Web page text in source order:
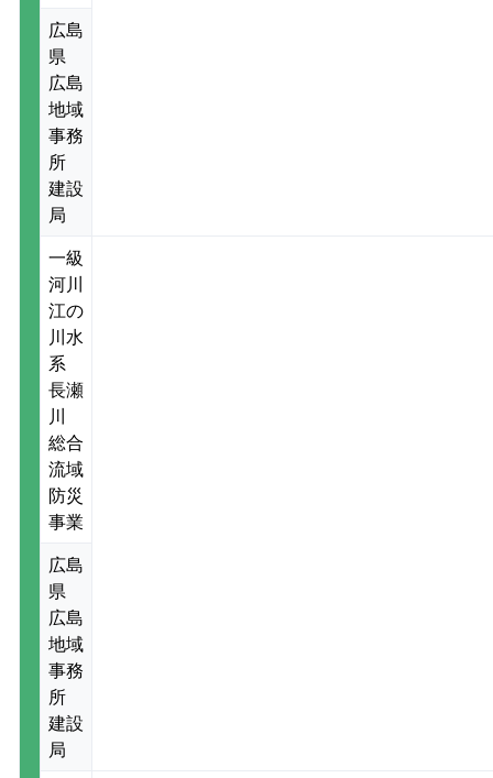
広島
県
広島
地域
事務
所
建設
局
一級
河川
江の
川水
系
長瀬
川
総合
流域
防災
事業
広島
県
広島
地域
事務
所
建設
局